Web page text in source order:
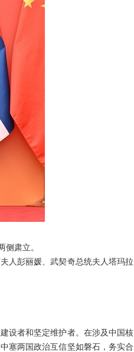
肃立。
人彭丽媛、武契奇总统夫人塔玛拉
设者和坚定维护者。在涉及中国核
塞两国政治互信坚如磐石，务实合